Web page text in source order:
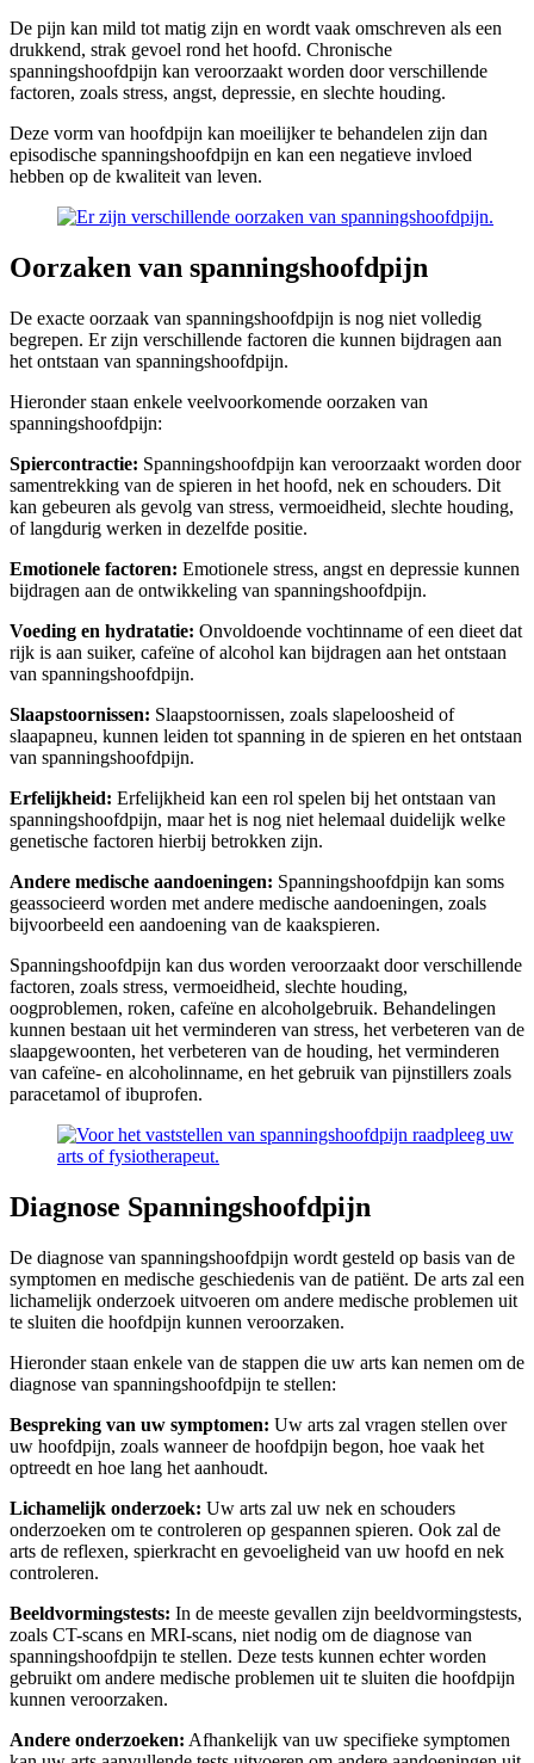
De pijn kan mild tot matig zijn en wordt vaak omschreven als een
drukkend, strak gevoel rond het hoofd. Chronische
spanningshoofdpijn kan veroorzaakt worden door verschillende
factoren, zoals stress, angst, depressie, en slechte houding.
Deze vorm van hoofdpijn kan moeilijker te behandelen zijn dan
episodische spanningshoofdpijn en kan een negatieve invloed
hebben op de kwaliteit van leven.
Oorzaken van spanningshoofdpijn
De exacte oorzaak van spanningshoofdpijn is nog niet volledig
begrepen. Er zijn verschillende factoren die kunnen bijdragen aan
het ontstaan van spanningshoofdpijn.
Hieronder staan enkele veelvoorkomende oorzaken van
spanningshoofdpijn:
Spiercontractie: Spanningshoofdpijn kan veroorzaakt worden door
samentrekking van de spieren in het hoofd, nek en schouders. Dit
kan gebeuren als gevolg van stress, vermoeidheid, slechte houding,
of langdurig werken in dezelfde positie.
Emotionele factoren: Emotionele stress, angst en depressie kunnen
bijdragen aan de ontwikkeling van spanningshoofdpijn.
Voeding en hydratatie: Onvoldoende vochtinname of een dieet dat
rijk is aan suiker, cafeïne of alcohol kan bijdragen aan het ontstaan
van spanningshoofdpijn.
Slaapstoornissen: Slaapstoornissen, zoals slapeloosheid of
slaapapneu, kunnen leiden tot spanning in de spieren en het ontstaan
van spanningshoofdpijn.
Erfelijkheid: Erfelijkheid kan een rol spelen bij het ontstaan van
spanningshoofdpijn, maar het is nog niet helemaal duidelijk welke
genetische factoren hierbij betrokken zijn.
Andere medische aandoeningen: Spanningshoofdpijn kan soms
geassocieerd worden met andere medische aandoeningen, zoals
bijvoorbeeld een aandoening van de kaakspieren.
Spanningshoofdpijn kan dus worden veroorzaakt door verschillende
factoren, zoals stress, vermoeidheid, slechte houding,
oogproblemen, roken, cafeïne en alcoholgebruik. Behandelingen
kunnen bestaan uit het verminderen van stress, het verbeteren van de
slaapgewoonten, het verbeteren van de houding, het verminderen
van cafeïne- en alcoholinname, en het gebruik van pijnstillers zoals
paracetamol of ibuprofen.
Diagnose Spanningshoofdpijn
De diagnose van spanningshoofdpijn wordt gesteld op basis van de
symptomen en medische geschiedenis van de patiënt. De arts zal een
lichamelijk onderzoek uitvoeren om andere medische problemen uit
te sluiten die hoofdpijn kunnen veroorzaken.
Hieronder staan enkele van de stappen die uw arts kan nemen om de
diagnose van spanningshoofdpijn te stellen:
Bespreking van uw symptomen: Uw arts zal vragen stellen over
uw hoofdpijn, zoals wanneer de hoofdpijn begon, hoe vaak het
optreedt en hoe lang het aanhoudt.
Lichamelijk onderzoek: Uw arts zal uw nek en schouders
onderzoeken om te controleren op gespannen spieren. Ook zal de
arts de reflexen, spierkracht en gevoeligheid van uw hoofd en nek
controleren.
Beeldvormingstests: In de meeste gevallen zijn beeldvormingstests,
zoals CT-scans en MRI-scans, niet nodig om de diagnose van
spanningshoofdpijn te stellen. Deze tests kunnen echter worden
gebruikt om andere medische problemen uit te sluiten die hoofdpijn
kunnen veroorzaken.
Andere onderzoeken: Afhankelijk van uw specifieke symptomen